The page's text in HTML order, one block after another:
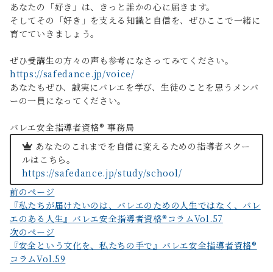
あなたの「好き」は、きっと誰かの心に届きます。
そしてその「好き」を支える知識と自信を、ぜひここで一緒に
育てていきましょう。
ぜひ受講生の方々の声も参考になさってみてください。
https://safedance.jp/voice/
あなたもぜひ、誠実にバレエを学び、生徒のことを思うメンバ
ーの一員になってください。
バレエ安全指導者資格®︎ 事務局
あなたのこれまでを自信に変えるための指導者スクー
ルはこちら。
https://safedance.jp/study/school/
投
稿
ナ
ビ
ゲ
前のページ
『私たちが届けたいのは、バレエのための人生ではなく、バレ
エのある人生』バレエ安全指導者資格®︎コラムVol.57
次のページ
『安全という文化を、私たちの手で』バレエ安全指導者資格®︎
コラムVol.59